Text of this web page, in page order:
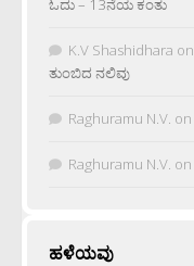
ಓದು – 13ನೆಯ ಕಂತು
K.V Shashidhara on
ತುಂಬಿದ ನಲಿವು
Raghuramu N.V. on
Raghuramu N.V. on
ಹಳೆಯವು